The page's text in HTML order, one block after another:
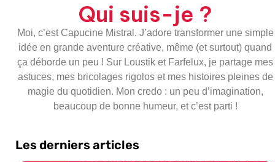
-
f u
-
g
Qui suis-je ?
Moi, c’est Capucine Mistral. J’adore transformer une simple
idée en grande aventure créative, même (et surtout) quand
ça déborde un peu ! Sur Loustik et Farfelux, je partage mes
astuces, mes bricolages rigolos et mes histoires pleines de
magie du quotidien. Mon credo : un peu d’imagination,
beaucoup de bonne humeur, et c’est parti !
Les derniers articles